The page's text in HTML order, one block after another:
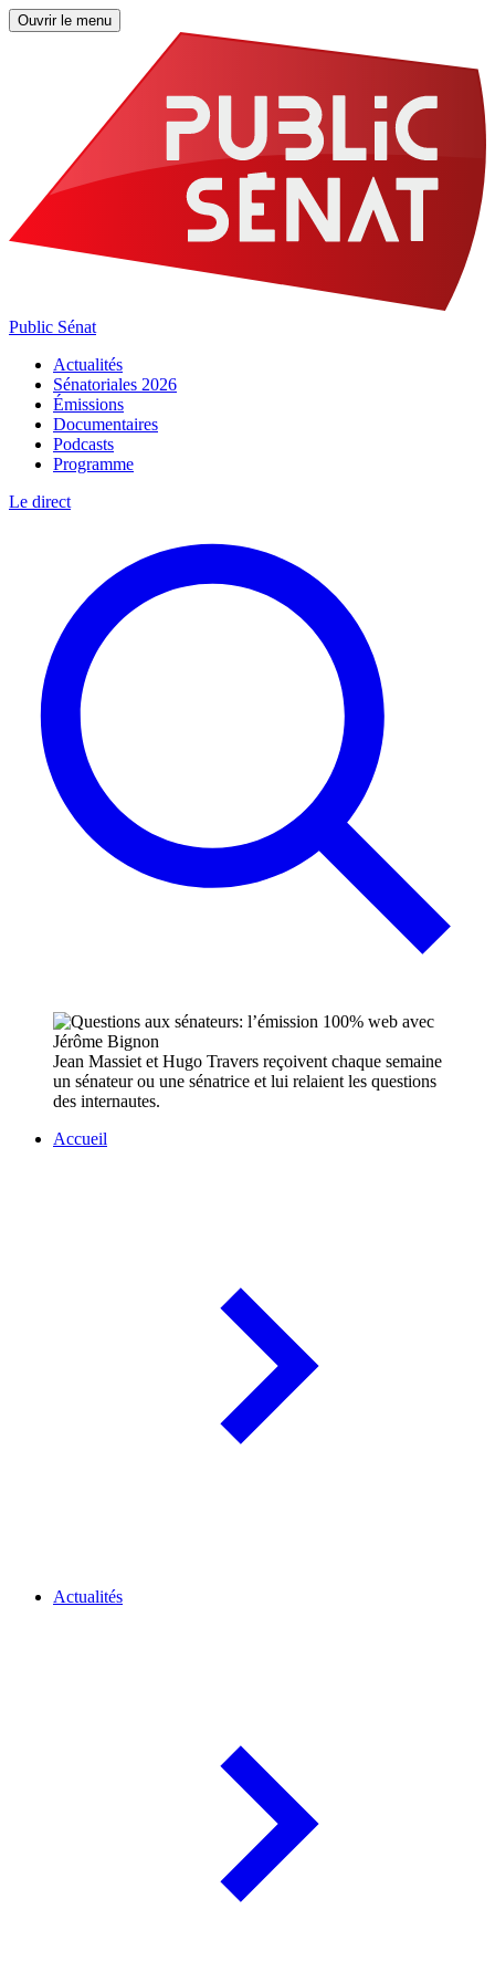
Ouvrir le menu
Public Sénat
Actualités
Sénatoriales 2026
Émissions
Documentaires
Podcasts
Programme
Le direct
Jean Massiet et Hugo Travers reçoivent chaque semaine
un sénateur ou une sénatrice et lui relaient les questions
des internautes.
Accueil
Actualités